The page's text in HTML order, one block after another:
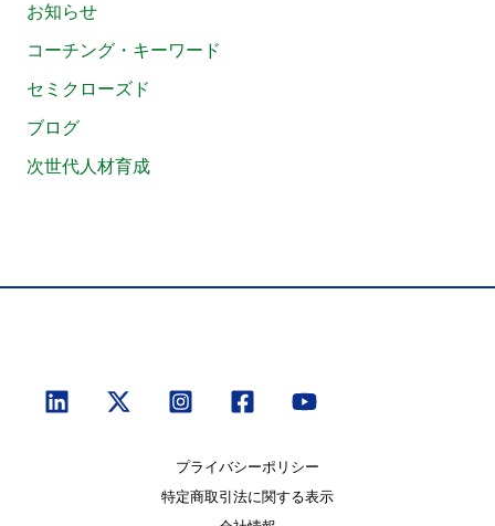
お知らせ
コーチング・キーワード
セミクローズド
ブログ
次世代人材育成
プライバシーポリシー
特定商取引法に関する表示